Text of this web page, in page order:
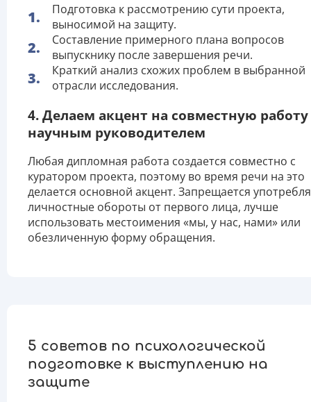
Подготовка к рассмотрению сути проекта,
выносимой на защиту.
Составление примерного плана вопросов
выпускнику после завершения речи.
Краткий анализ схожих проблем в выбранной
отрасли исследования.
4. Делаем акцент на совместную работу
научным руководителем
Любая дипломная работа создается совместно с
куратором проекта, поэтому во время речи на это
делается основной акцент. Запрещается
личностные обороты от первого лица, лучше
использовать местоимения «мы, у нас, нами» или
обезличенную форму обращения.
5 советов по психологической
подготовке к выступлению на
защите